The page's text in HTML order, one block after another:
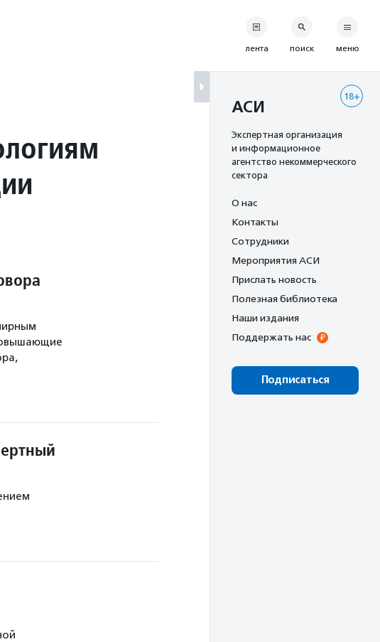
лента поиск меню
18+
АСИ
Экспертная организация
и информационное
агентство некоммерческого
сектора
О нас
Контакты
Сотрудники
Мероприятия АСИ
Прислать новость
Полезная библиотека
Наши издания
Поддержать нас
Подписаться